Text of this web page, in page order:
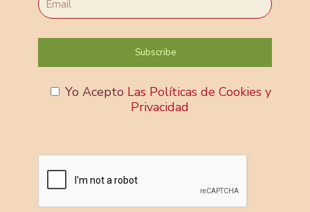
Yo Acepto Las Políticas de Cookies y
Privacidad